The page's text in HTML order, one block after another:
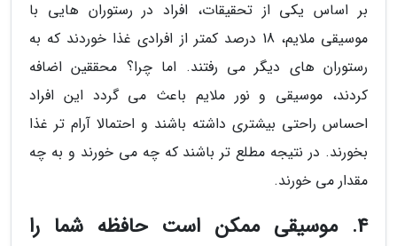
بر اساس یکی از تحقیقات، افراد در رستوران هایی با
موسیقی ملایم، 18 درصد کمتر از افرادی غذا خوردند که به
رستوران های دیگر می رفتند. اما چرا؟ محققین اضافه
کردند، موسیقی و نور ملایم باعث می گردد این افراد
احساس راحتی بیشتری داشته باشند و احتمالا آرام تر غذا
بخورند. در نتیجه مطلع تر باشند که چه می خورند و به چه
مقدار می خورند.
4. موسیقی ممکن است حافظه شما را